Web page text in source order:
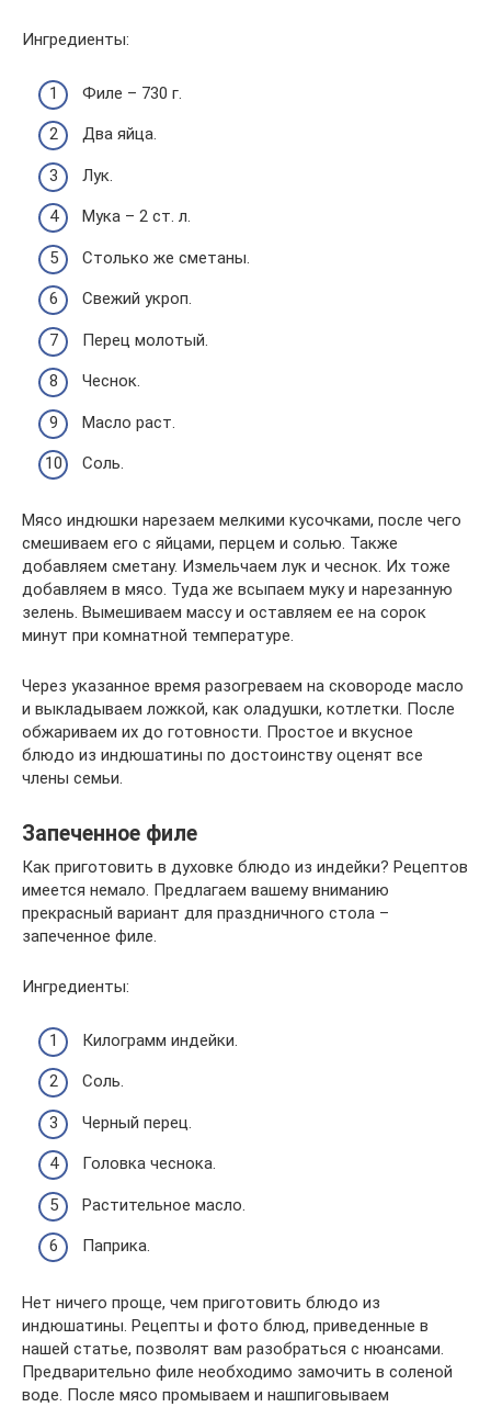
Ингредиенты:
Филе – 730 г.
Два яйца.
Лук.
Мука – 2 ст. л.
Столько же сметаны.
Свежий укроп.
Перец молотый.
Чеснок.
Масло раст.
Соль.
Мясо индюшки нарезаем мелкими кусочками, после чего
смешиваем его с яйцами, перцем и солью. Также
добавляем сметану. Измельчаем лук и чеснок. Их тоже
добавляем в мясо. Туда же всыпаем муку и нарезанную
зелень. Вымешиваем массу и оставляем ее на сорок
минут при комнатной температуре.
Через указанное время разогреваем на сковороде масло
и выкладываем ложкой, как оладушки, котлетки. После
обжариваем их до готовности. Простое и вкусное
блюдо из индюшатины по достоинству оценят все
члены семьи.
Запеченное филе
Как приготовить в духовке блюдо из индейки? Рецептов
имеется немало. Предлагаем вашему вниманию
прекрасный вариант для праздничного стола –
запеченное филе.
Ингредиенты:
Килограмм индейки.
Соль.
Черный перец.
Головка чеснока.
Растительное масло.
Паприка.
Нет ничего проще, чем приготовить блюдо из
индюшатины. Рецепты и фото блюд, приведенные в
нашей статье, позволят вам разобраться с нюансами.
Предварительно филе необходимо замочить в соленой
воде. После мясо промываем и нашпиговываем